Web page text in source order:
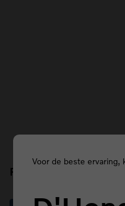
Voor de beste ervaring,
Prefix